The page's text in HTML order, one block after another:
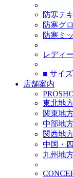
防寒テ
防寒グ
防寒ミ
レディ
■ サイ
店舗案内
東北地
関東地
中部地
関西地
中国・
九州地